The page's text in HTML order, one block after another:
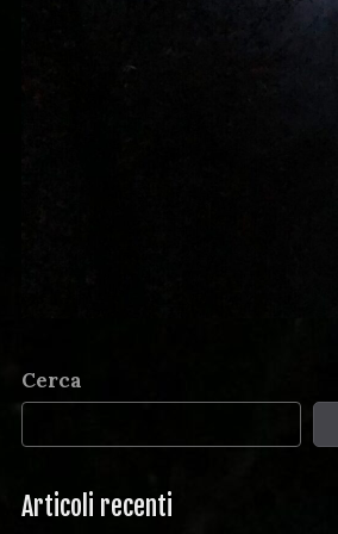
Cerca
Articoli recenti